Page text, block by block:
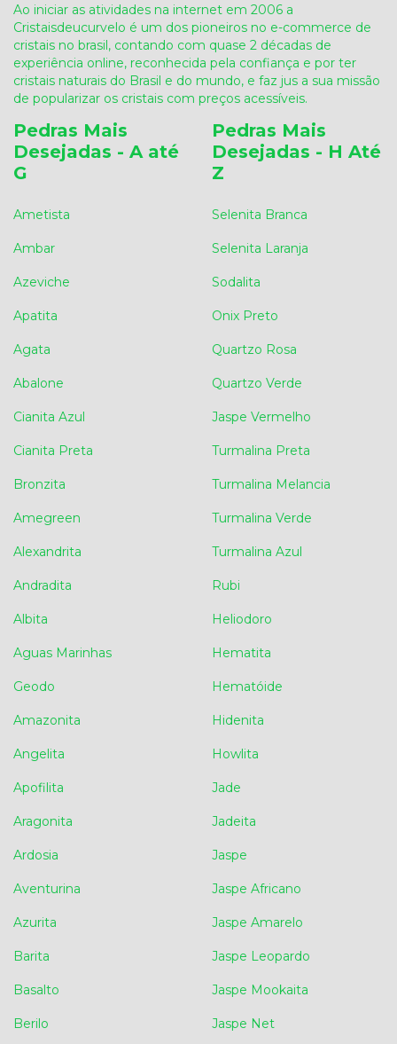
Ao iniciar as atividades na internet em 2006 a
Cristaisdeucurvelo é um dos pioneiros no e-commerce de
cristais no brasil, contando com quase 2 décadas de
experiência online, reconhecida pela confiança e por ter
cristais naturais do Brasil e do mundo, e faz jus a sua missão
de popularizar os cristais com preços acessíveis.
Pedras Mais
Desejadas - A até
G
Ametista
Ambar
Azeviche
Apatita
Agata
Abalone
Cianita Azul
Cianita Preta
Bronzita
Amegreen
Alexandrita
Andradita
Albita
Aguas Marinhas
Geodo
Amazonita
Angelita
Apofilita
Aragonita
Ardosia
Aventurina
Azurita
Barita
Basalto
Berilo
Pedras Mais
Desejadas - H Até
Z
Selenita Branca
Selenita Laranja
Sodalita
Onix Preto
Quartzo Rosa
Quartzo Verde
Jaspe Vermelho
Turmalina Preta
Turmalina Melancia
Turmalina Verde
Turmalina Azul
Rubi
Heliodoro
Hematita
Hematóide
Hidenita
Howlita
Jade
Jadeita
Jaspe
Jaspe Africano
Jaspe Amarelo
Jaspe Leopardo
Jaspe Mookaita
Jaspe Net